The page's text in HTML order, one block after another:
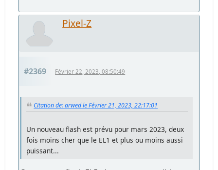
Pixel-Z
#2369 Février 22, 2023, 08:50:49
Citation de: arwed le Février 21, 2023, 22:17:01
Un nouveau flash est prévu pour mars 2023, deux
fois moins cher que le EL1 et plus ou moins aussi
puissant...